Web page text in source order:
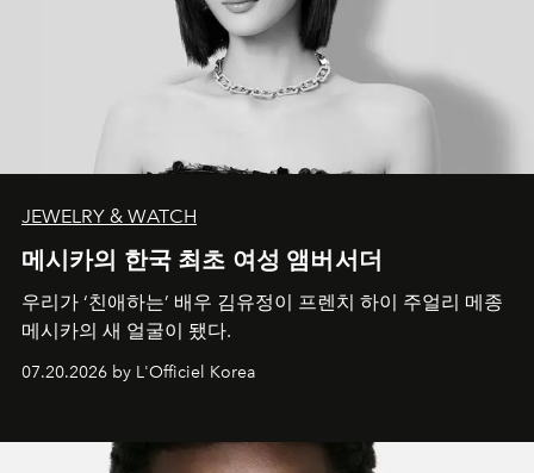
JEWELRY & WATCH
메시카의 한국 최초 여성 앰버서더
우리가 ‘친애하는’ 배우 김유정이 프렌치 하이 주얼리 메종
메시카의 새 얼굴이 됐다.
07.20.2026 by L'Officiel Korea